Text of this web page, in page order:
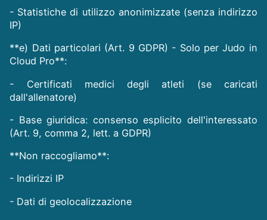
- Statistiche di utilizzo anonimizzate (senza indirizzo
IP)
**e) Dati particolari (Art. 9 GDPR) - Solo per Judo in
Cloud Pro**:
- Certificati medici degli atleti (se caricati
dall'allenatore)
- Base giuridica: consenso esplicito dell'interessato
(Art. 9, comma 2, lett. a GDPR)
**Non raccogliamo**:
- Indirizzi IP
- Dati di geolocalizzazione